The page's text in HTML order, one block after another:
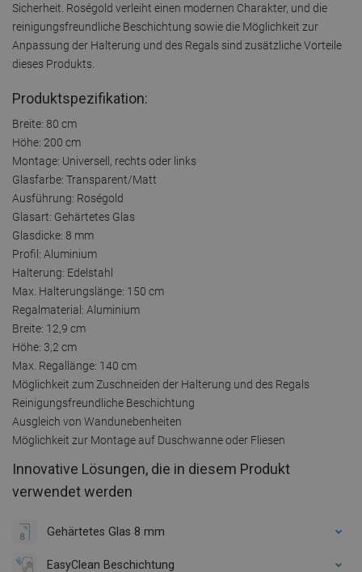
Sicherheit. Roségold verleiht einen modernen Charakter, und die
reinigungsfreundliche Beschichtung sowie die Möglichkeit zur
Anpassung der Halterung und des Regals sind zusätzliche Vorteile
dieses Produkts.
Produktspezifikation:
Breite: 80 cm
Höhe: 200 cm
Montage: Universell, rechts oder links
Glasfarbe: Transparent/Matt
Ausführung: Roségold
Glasart: Gehärtetes Glas
Glasdicke: 8 mm
Profil: Aluminium
Halterung: Edelstahl
Max. Halterungslänge: 150 cm
Regalmaterial: Aluminium
Breite: 12,9 cm
Höhe: 3,2 cm
Max. Regallänge: 140 cm
Möglichkeit zum Zuschneiden der Halterung und des Regals
Reinigungsfreundliche Beschichtung
Ausgleich von Wandunebenheiten
Möglichkeit zur Montage auf Duschwanne oder Fliesen
Innovative Lösungen, die in diesem Produkt
verwendet werden
Gehärtetes Glas 8 mm
EasyClean Beschichtung